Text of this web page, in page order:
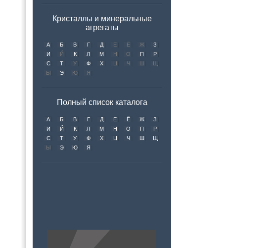
Кристаллы и минеральные
агрегаты
А Б В Г Д Е Ё Ж
З
И
Й К Л М Н О П
Р
С
Т У Ф Х Ц Ч Ш
Щ
Ы
Э Ю Я
Полный список каталога
А Б В Г Д Е Ё Ж
З
И
Й К Л М Н О П
Р
С
Т У Ф Х Ц Ч Ш
Щ
Ы
Э Ю Я